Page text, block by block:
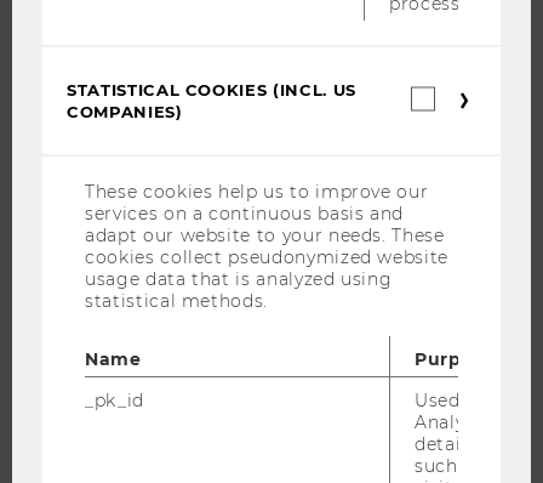
ORGANIZATIONAL STRUCTURE
EVENT CALENDAR
STATISTICAL COOKIES (INCL. US
COMPANIES)
These cookies help us to improve our
services on a continuous basis and
adapt our website to your needs. These
cookies collect pseudonymized website
usage data that is analyzed using
statistical methods.
Name
Purpose
_pk_id
Used by
Analytics to
details about
such as the